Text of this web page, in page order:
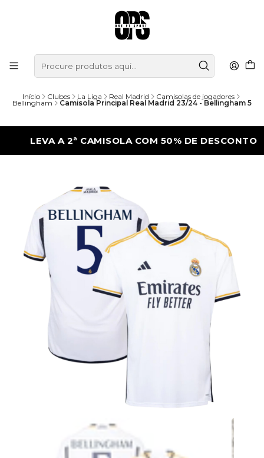
Início Clubes La Liga Real Madrid Camisolas de jogadores
Bellingham Camisola Principal Real Madrid 23/24 - Bellingham 5
A 2ª CAMISOLA COM 50% DE DESCONTO